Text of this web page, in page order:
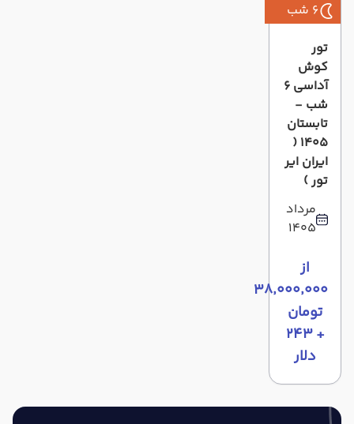
6 شب
تور
کوش
آداسی 6
شب -
تابستان
1405 (
ایران ایر
تور )
مرداد
1405
از
۳۸٬۰۰۰٬۰۰۰
تومان
+ ۲۴۳
دلار